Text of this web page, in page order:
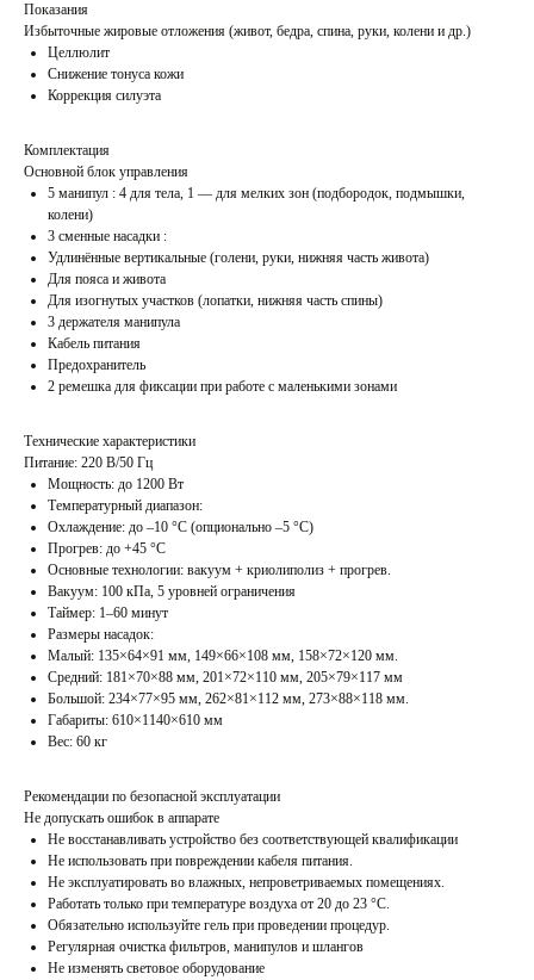
Показания
Избыточные жировые отложения (живот, бедра, спина, руки, колени и др.)
Целлюлит
Снижение тонуса кожи
Коррекция силуэта
Комплектация
Основной блок управления
5 манипул : 4 для тела, 1 — для мелких зон (подбородок, подмышки,
колени)
3 сменные насадки :
Удлинённые вертикальные (голени, руки, нижняя часть живота)
Для пояса и живота
Для изогнутых участков (лопатки, нижняя часть спины)
3 держателя манипула
Кабель питания
Предохранитель
2 ремешка для фиксации при работе с маленькими зонами
Технические характеристики
Питание: 220 В/50 Гц
Мощность: до 1200 Вт
Температурный диапазон:
Охлаждение: до –10 °C (опционально –5 °C)
Прогрев: до +45 °C
Основные технологии: вакуум + криолиполиз + прогрев.
Вакуум: 100 кПа, 5 уровней ограничения
Таймер: 1–60 минут
Размеры насадок:
Малый: 135×64×91 мм, 149×66×108 мм, 158×72×120 мм.
Средний: 181×70×88 мм, 201×72×110 мм, 205×79×117 мм
Большой: 234×77×95 мм, 262×81×112 мм, 273×88×118 мм.
Габариты: 610×1140×610 мм
Вес: 60 кг
Рекомендации по безопасной эксплуатации
Не допускать ошибок в аппарате
Не восстанавливать устройство без соответствующей квалификации
Не использовать при повреждении кабеля питания.
Не эксплуатировать во влажных, непроветриваемых помещениях.
Работать только при температуре воздуха от 20 до 23 °C.
Обязательно используйте гель при проведении процедур.
Регулярная очистка фильтров, манипулов и шлангов
Не изменять световое оборудование